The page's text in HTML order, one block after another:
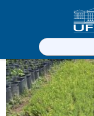
Pesquisar
por: